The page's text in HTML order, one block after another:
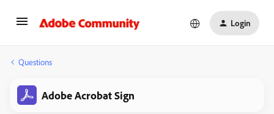
Login
Questions
Adobe Acrobat Sign